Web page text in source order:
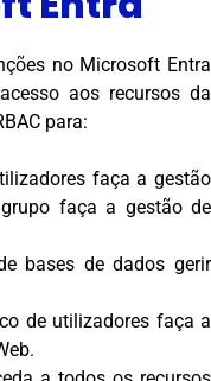
no Microsoft Entra
aos recursos da
para:
faça a gestão
faça a gestão de
bases de dados gerir
de utilizadores faça a